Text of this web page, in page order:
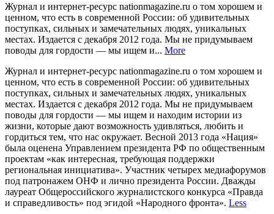
Журнал и интернет-ресурс nationmagazine.ru о том хорошем и
ценном, что есть в современной России: об удивительных
поступках, сильных и замечательных людях, уникальных
местах. Издается с декабря 2012 года. Мы не придумываем
поводы для гордости — мы ищем и... More
Журнал и интернет-ресурс nationmagazine.ru о том хорошем и
ценном, что есть в современной России: об удивительных
поступках, сильных и замечательных людях, уникальных
местах. Издается с декабря 2012 года. Мы не придумываем
поводы для гордости — мы ищем и находим истории из
жизни, которые дают возможность удивляться, любить и
гордиться тем, что нас окружает. Весной 2013 года «Нация»
была оценена Управлением президента РФ по общественным
проектам «как интересная, требующая поддержки
региональная инициатива». Участник четырех медиафорумов
под патронажем ОНФ и лично президента России. Дважды
лауреат Общероссийского журналистского конкурса «Правда
и справедливость» под эгидой «Народного фронта». Less